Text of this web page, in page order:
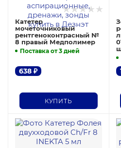
Катетер
мочеточниковый
рентгеноконтрасный №
8 правый Медполимер
Поставка от 3 дней
638 ₽
КУПИТЬ